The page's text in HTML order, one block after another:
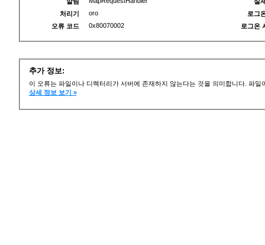
처리기
oro
오류 코드
0x80070002
로그
로그온
추가 정보:
이 오류는 파일이나 디렉터리가 서버에 존재하지 않는다는 것을 의미합니다. 파
상세 정보 보기 »